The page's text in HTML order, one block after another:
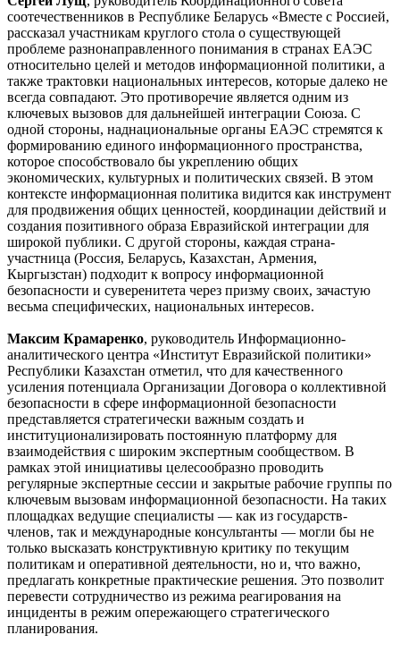
соотечественников в Республике Беларусь «Вместе с Россией,
рассказал участникам круглого стола о существующей
проблеме разнонаправленного понимания в странах ЕАЭС
относительно целей и методов информационной политики, а
также трактовки национальных интересов, которые далеко не
всегда совпадают. Это противоречие является одним из
ключевых вызовов для дальнейшей интеграции Союза. С
одной стороны, наднациональные органы ЕАЭС стремятся к
формированию единого информационного пространства,
которое способствовало бы укреплению общих
экономических, культурных и политических связей. В этом
контексте информационная политика видится как инструмент
для продвижения общих ценностей, координации действий и
создания позитивного образа Евразийской интеграции для
широкой публики. С другой стороны, каждая страна-
участница (Россия, Беларусь, Казахстан, Армения,
Кыргызстан) подходит к вопросу информационной
безопасности и суверенитета через призму своих, зачастую
весьма специфических, национальных интересов.
Максим Крамаренко, руководитель Информационно-
аналитического центра «Институт Евразийской политики»
Республики Казахстан отметил, что для качественного
усиления потенциала Организации Договора о коллективной
безопасности в сфере информационной безопасности
представляется стратегически важным создать и
институционализировать постоянную платформу для
взаимодействия с широким экспертным сообществом. В
рамках этой инициативы целесообразно проводить
регулярные экспертные сессии и закрытые рабочие группы по
ключевым вызовам информационной безопасности. На таких
площадках ведущие специалисты — как из государств-
членов, так и международные консультанты — могли бы не
только высказать конструктивную критику по текущим
политикам и оперативной деятельности, но и, что важно,
предлагать конкретные практические решения. Это позволит
перевести сотрудничество из режима реагирования на
инциденты в режим опережающего стратегического
планирования.